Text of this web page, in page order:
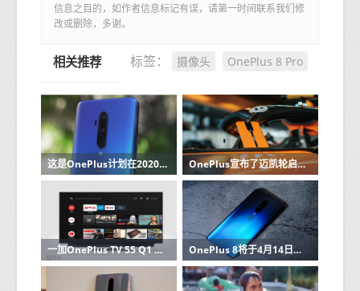
信息之目的，如作者信息标记有误，请第一时间联系我们修
改或删除，多谢。
标签： 摄像头 OnePlus 8 Pro
相关推荐
这是OnePlus计划在2020年改善其手机摄像头的方式 OnePlus宣布了迈凯轮启发的Concept One设备
一加OnePlus TV 55 Q1 Pro长期审查 OnePlus 8将于4月14日发布